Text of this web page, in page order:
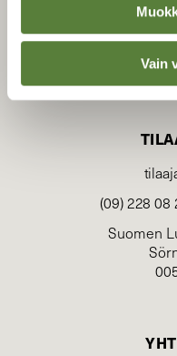
Vain
(09) 228 08
Suomen